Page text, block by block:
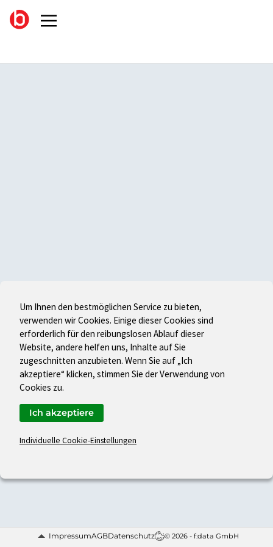
ImpressumAGBDatenschutz © 2026 - f:data GmbH
Um Ihnen den bestmöglichen Service zu bieten,
verwenden wir Cookies. Einige dieser Cookies sind
erforderlich für den reibungslosen Ablauf dieser
Website, andere helfen uns, Inhalte auf Sie
zugeschnitten anzubieten. Wenn Sie auf „Ich
akzeptiere“ klicken, stimmen Sie der Verwendung von
Cookies zu.
Individuelle Cookie-Einstellungen
Ich akzeptiere